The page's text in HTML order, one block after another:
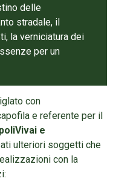
delle
stradale, il
la verniciatura dei
per un
con
e referente per il
e
ulteriori soggetti che
con la